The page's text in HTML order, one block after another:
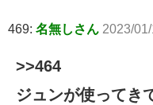
469: 名無しさん 2023/
>>464
ジュンが使ってき